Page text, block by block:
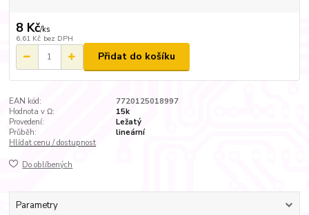
8 Kč/ks
6,61 Kč bez DPH
Přidat do košíku
EAN kód:
7720125018997
Hodnota v Ω:
15k
Provedení:
Ležatý
Průběh:
lineární
Hlídat cenu / dostupnost
Do oblíbených
Parametry